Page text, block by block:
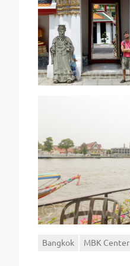
Bangkok MBK Center